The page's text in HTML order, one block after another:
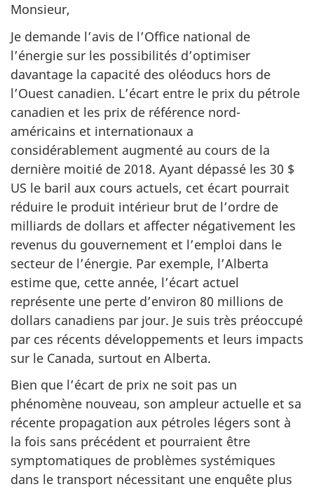
Monsieur,
Je demande l’avis de l’Office national de
l’énergie sur les possibilités d’optimiser
davantage la capacité des oléoducs hors de
l’Ouest canadien. L’écart entre le prix du pétrole
canadien et les prix de référence nord-
américains et internationaux a
considérablement augmenté au cours de la
dernière moitié de 2018. Ayant dépassé les 30 $
US le baril aux cours actuels, cet écart pourrait
réduire le produit intérieur brut de l’ordre de
milliards de dollars et affecter négativement les
revenus du gouvernement et l’emploi dans le
secteur de l’énergie. Par exemple, l’Alberta
estime que, cette année, l’écart actuel
représente une perte d’environ 80 millions de
dollars canadiens par jour. Je suis très préoccupé
par ces récents développements et leurs impacts
sur le Canada, surtout en Alberta.
Bien que l’écart de prix ne soit pas un
phénomène nouveau, son ampleur actuelle et sa
récente propagation aux pétroles légers sont à
la fois sans précédent et pourraient être
symptomatiques de problèmes systémiques
dans le transport nécessitant une enquête plus